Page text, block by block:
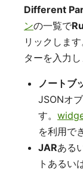
Different
ンの一覧で
リックしま
ターを入力し
ノートブ
JSONオ
す。
を利用で
JARある
トあるい